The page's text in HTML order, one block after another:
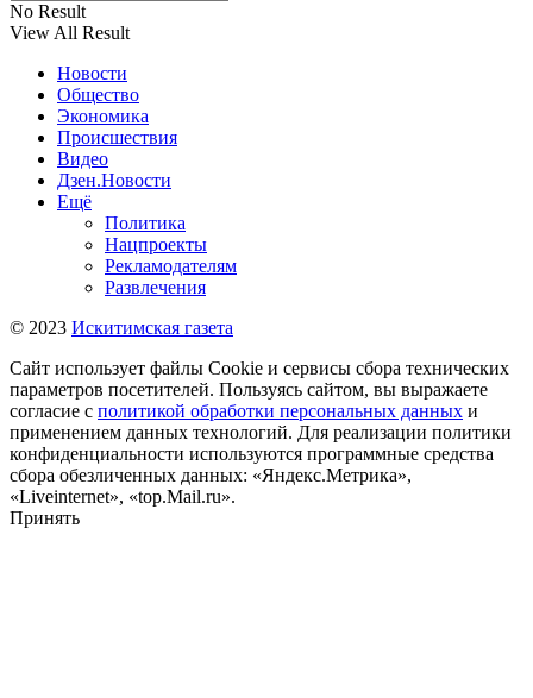
No Result
View All Result
Новости
Общество
Экономика
Происшествия
Видео
Дзен.Новости
Ещё
Политика
Нацпроекты
Рекламодателям
Развлечения
© 2023 Искитимская газета
Сайт использует файлы Cookie и сервисы сбора технических
параметров посетителей. Пользуясь сайтом, вы выражаете
согласие с политикой обработки персональных данных и
применением данных технологий. Для реализации политики
конфиденциальности используются программные средства
сбора обезличенных данных: «Яндекс.Метрика»,
«Liveinternet», «top.Mail.ru».
Принять